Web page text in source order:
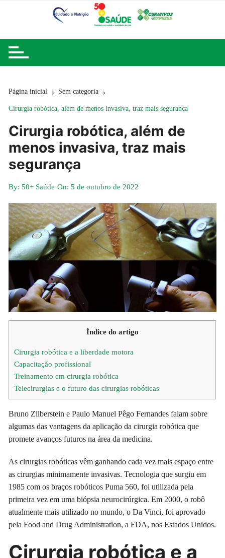
Página inicial Sem categoria
Cirurgia robótica, além de menos invasiva, traz mais segurança
Cirurgia robótica, além de
menos invasiva, traz mais
segurança
By: 50+ Saúde On:5 de outubro de 2022
Índice do artigo
Cirurgia robótica e a liberdade motora
Capacitação profissional
Treinamento em cirurgia robótica
Telecirurgias e o futuro das cirurgias robóticas
Bruno Zilberstein e Paulo Manuel Pêgo Fernandes falam sobre
algumas das vantagens da aplicação da cirurgia robótica que
promete avanços futuros na área da medicina.
As cirurgias robóticas vêm ganhando cada vez mais espaço entre
as cirurgias minimamente invasivas. Tecnologia que surgiu em
1985 com os braços robóticos Puma 560, foi utilizada pela
primeira vez em uma biópsia neurocirúrgica. Em 2000, o robô
atualmente mais utilizado no mundo, o Da Vinci, foi aprovado
pela Food and Drug Administration, a FDA, nos Estados Unidos.
Cirurgia robótica e a